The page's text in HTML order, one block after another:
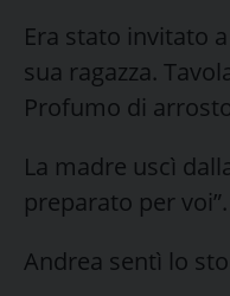
Era stato invitato
sua ragazza.
Profumo di
La madre uscì
preparato per voi”.
Andrea sentì lo